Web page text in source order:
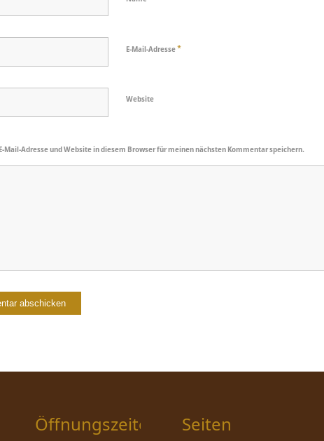
E-Mail-Adresse*
Website
Mail-Adresse und Website in diesem Browser für meinen nächsten Kommentar speichern.
Öffnungszeiten Seiten